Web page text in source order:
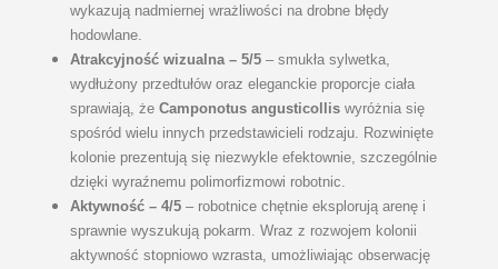
wykazują nadmiernej wrażliwości na drobne błędy
hodowlane.
Atrakcyjność wizualna – 5/5– smukła sylwetka,
wydłużony przedtułów oraz eleganckie proporcje ciała
sprawiają, że Camponotus angusticolliswyróżnia się
spośród wielu innych przedstawicieli rodzaju. Rozwinięte
kolonie prezentują się niezwykle efektownie, szczególnie
dzięki wyraźnemu polimorfizmowi robotnic.
Aktywność – 4/5– robotnice chętnie eksplorują arenę i
sprawnie wyszukują pokarm. Wraz z rozwojem kolonii
aktywność stopniowo wzrasta, umożliwiając obserwację